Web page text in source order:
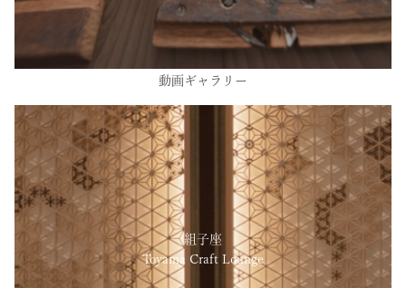
動画ギャラリー
組子座
Toyama Craft Lounge